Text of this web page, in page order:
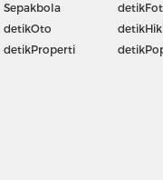
Sepakbola
detikOto
detikProperti